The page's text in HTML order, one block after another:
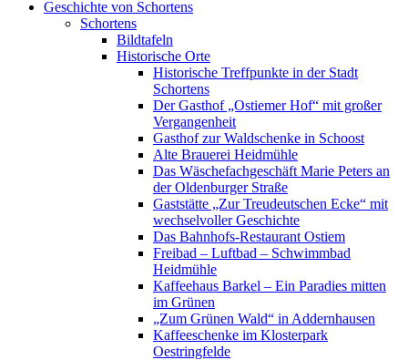
Geschichte von Schortens
Schortens
Bildtafeln
Historische Orte
Historische Treffpunkte in der Stadt
Schortens
Der Gasthof „Ostiemer Hof“ mit großer
Vergangenheit
Gasthof zur Waldschenke in Schoost
Alte Brauerei Heidmühle
Das Wäschefachgeschäft Marie Peters an
der Oldenburger Straße
Gaststätte „Zur Treudeutschen Ecke“ mit
wechselvoller Geschichte
Das Bahnhofs-Restaurant Ostiem
Freibad – Luftbad – Schwimmbad
Heidmühle
Kaffeehaus Barkel – Ein Paradies mitten
im Grünen
„Zum Grünen Wald“ in Addernhausen
Kaffeeschenke im Klosterpark
Oestringfelde